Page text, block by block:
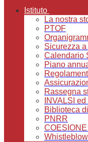
Istituto
La nostra
PTOF
Sicurezza
Calendario
Piano
Rassegna
INVALSI
Biblioteca
PNRR